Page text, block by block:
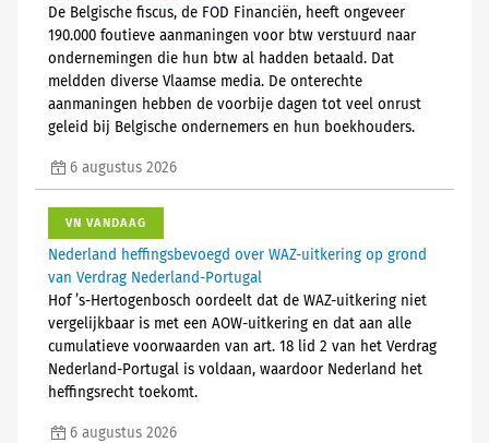
De Belgische fiscus, de FOD Financiën, heeft ongeveer
190.000 foutieve aanmaningen voor btw verstuurd naar
ondernemingen die hun btw al hadden betaald. Dat
meldden diverse Vlaamse media. De onterechte
aanmaningen hebben de voorbije dagen tot veel onrust
geleid bij Belgische ondernemers en hun boekhouders.
6 augustus 2026
VN VANDAAG
Nederland heffingsbevoegd over WAZ-uitkering op grond
van Verdrag Nederland-Portugal
Hof ’s-Hertogenbosch oordeelt dat de WAZ-uitkering niet
vergelijkbaar is met een AOW-uitkering en dat aan alle
cumulatieve voorwaarden van art. 18 lid 2 van het Verdrag
Nederland-Portugal is voldaan, waardoor Nederland het
heffingsrecht toekomt.
6 augustus 2026